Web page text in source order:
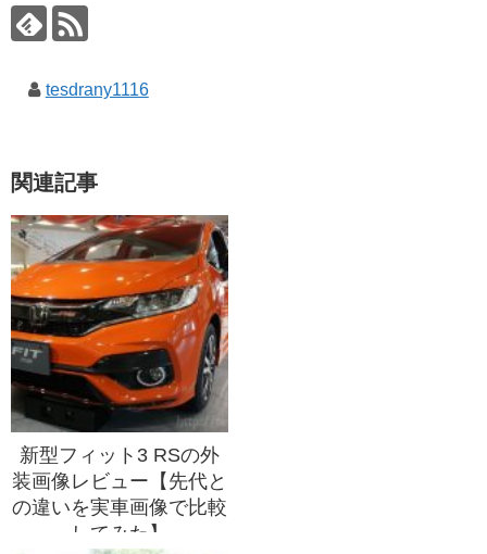
tesdrany1116
関連記事
新型フィット3 RSの外
装画像レビュー【先代と
の違いを実車画像で比較
してみた】